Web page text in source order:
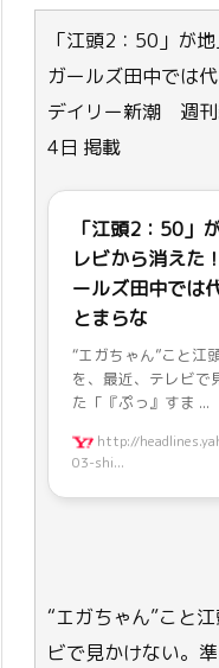
「江頭2：50」が
ガールズ田中では
デイリー新潮 週
4日 掲載
「江頭2：50」
レビから消え
ールズ田中では
とまらな
“エガちゃん”こと江
を、最近、テレビで
た「『ぷっ』すま ...
http://
03-shi...
“エガちゃん”こと
ビで見かけない。